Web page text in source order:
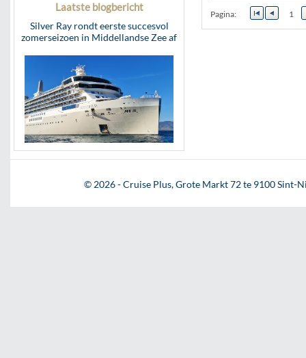
Laatste blogbericht
Silver Ray rondt eerste succesvol
zomerseizoen in Middellandse Zee af
Pagina: 1
© 2026 - Cruise Plus, Grote Markt 72 te 9100 Sint-